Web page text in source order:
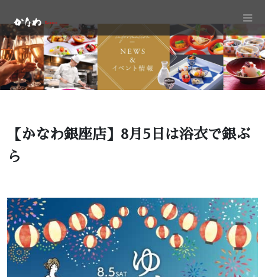
【かなわ銀座店】8月5日は浴衣で銀ぶ
ら